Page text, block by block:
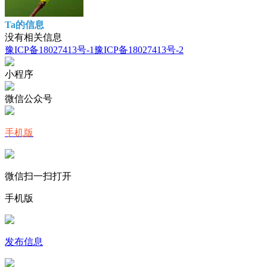
Ta的信息
没有相关信息
豫ICP备18027413号-1豫ICP备18027413号-2
小程序
微信公众号
手机版
微信扫一扫打开
手机版
发布信息